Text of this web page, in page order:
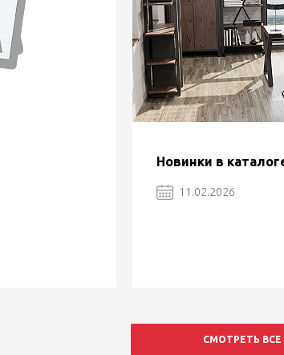
Новинки в
11.02.2026
СМОТРЕТЬ ВСЕ